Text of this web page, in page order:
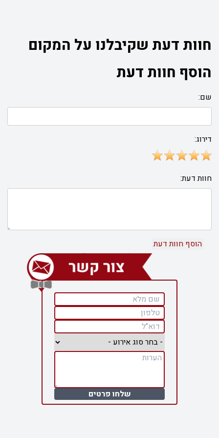
חוות דעת שקיבלנו על המקום
הוסף חוות דעת
שם:
דירוג:
חוות דעת:
שלחו פרטים